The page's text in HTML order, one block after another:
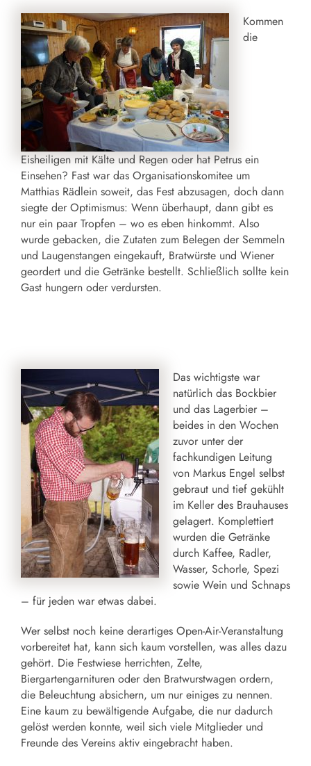
Kommen
die
Eisheiligen mit Kälte und Regen oder hat Petrus ein
Einsehen? Fast war das Organisationskomitee um
Matthias Rädlein soweit, das Fest abzusagen, doch dann
siegte der Optimismus: Wenn überhaupt, dann gibt es
nur ein paar Tropfen – wo es eben hinkommt. Also
wurde gebacken, die Zutaten zum Belegen der Semmeln
und Laugenstangen eingekauft, Bratwürste und Wiener
geordert und die Getränke bestellt. Schließlich sollte kein
Gast hungern oder verdursten.
Das wichtigste war
natürlich das Bockbier
und das Lagerbier –
beides in den Wochen
zuvor unter der
fachkundigen Leitung
von Markus Engel selbst
gebraut und tief gekühlt
im Keller des Brauhauses
gelagert. Komplettiert
wurden die Getränke
durch Kaffee, Radler,
Wasser, Schorle, Spezi
sowie Wein und Schnaps
– für jeden war etwas dabei.
Wer selbst noch keine derartiges Open-Air-Veranstaltung
vorbereitet hat, kann sich kaum vorstellen, was alles dazu
gehört. Die Festwiese herrichten, Zelte,
Biergartengarnituren oder den Bratwurstwagen ordern,
die Beleuchtung absichern, um nur einiges zu nennen.
Eine kaum zu bewältigende Aufgabe, die nur dadurch
gelöst werden konnte, weil sich viele Mitglieder und
Freunde des Vereins aktiv eingebracht haben.